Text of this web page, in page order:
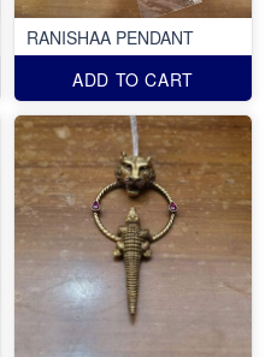
RANISHAA PENDANT
ADD TO CART